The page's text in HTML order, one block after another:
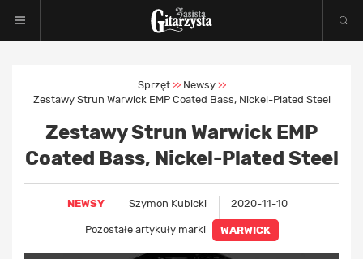
Sprzęt >> Newsy >>
Zestawy Strun Warwick EMP Coated Bass, Nickel-Plated Steel
Zestawy Strun Warwick EMP
Coated Bass, Nickel-Plated Steel
NEWSY Szymon Kubicki 2020-11-10
Pozostałe artykuły marki WARWICK